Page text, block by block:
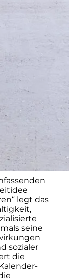
legt das
seine
sozialer
die